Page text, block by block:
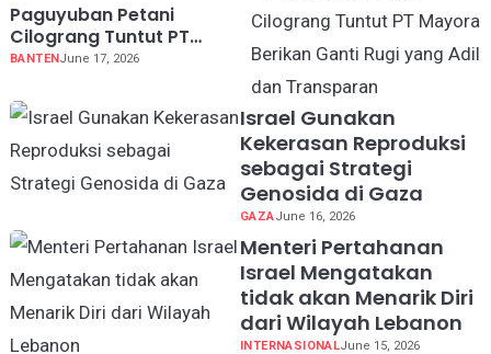
Paguyuban Petani
Cilograng Tuntut PT
Mayora Berikan Ganti Rugi
BANTENJune 17, 2026
Israel Gunakan
Kekerasan Reproduksi
sebagai Strategi
Genosida di Gaza
GAZAJune 16, 2026
Menteri Pertahanan
Israel Mengatakan
tidak akan Menarik Diri
dari Wilayah Lebanon
INTERNASIONALJune 15, 2026